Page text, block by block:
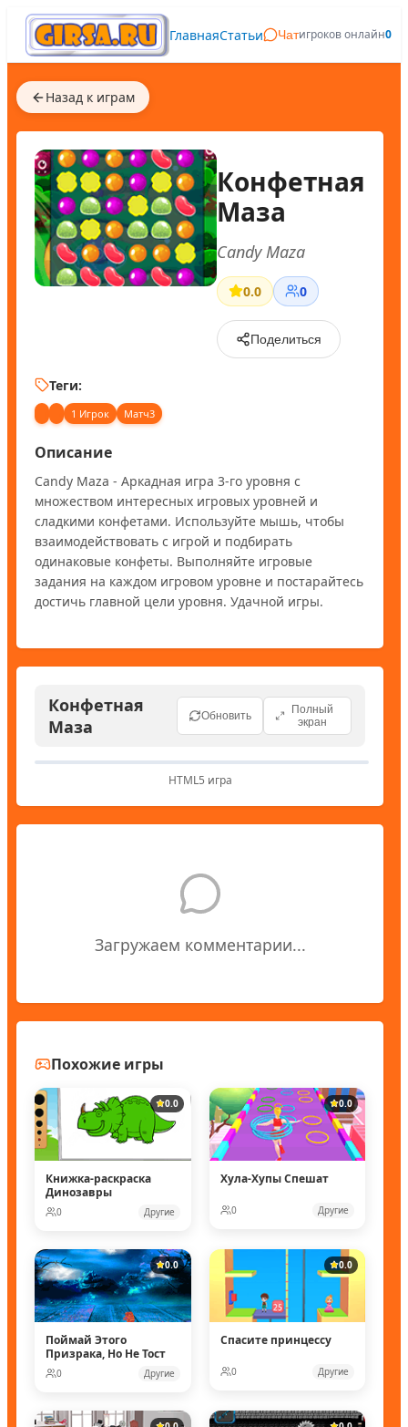
ГлавнаяСтатьи Чатигроков онлайн0
Назад к играм
Конфетная
Маза
Candy Maza
0.0 0
Поделиться
Теги:
1 Игрок Матч3
Описание
Candy Maza - Аркадная игра 3-го уровня с
множеством интересных игровых уровней и
сладкими конфетами. Используйте мышь, чтобы
взаимодействовать с игрой и подбирать
одинаковые конфеты. Выполняйте игровые
задания на каждом игровом уровне и постарайтесь
достичь главной цели уровня. Удачной игры.
Конфетная
Маза
Обновить
Полный
экран
HTML5 игра
Загружаем комментарии...
Похожие игры
0.0
Книжка-раскраска
Динозавры
0 Другие
0.0
Хула-Хупы Спешат
0 Другие
0.0
Поймай Этого
Призрака, Но Не Тост
0 Другие
0.0
Спасите принцессу
0 Другие